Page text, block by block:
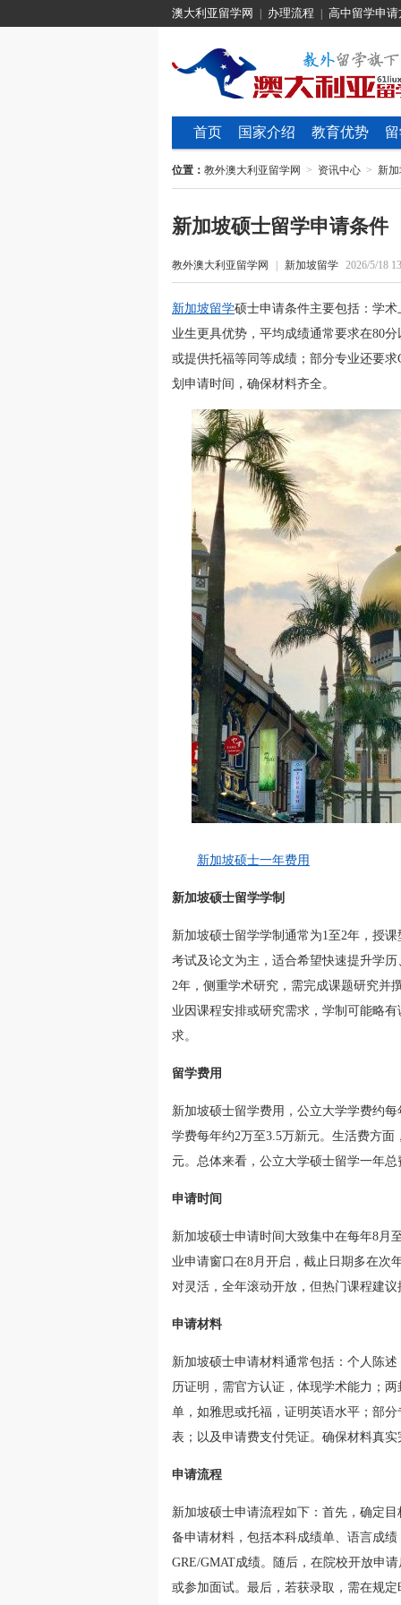
澳大利亚留学网 办理流程 高中留学申请
首页 国家介绍 教育优势
位置： 教外澳大利亚留学网 > 资讯中心 > 新
新加坡硕士留学申请条件
教外澳大利亚留学网 新加坡留学 2026/5/18
新加坡留学硕士申请条件主要包括：学
业生更具优势，平均成绩通常要求在80
或提供托福等同等成绩；部分专业还要
划申请时间，确保材料齐全。
新加坡硕士一年费用
新加坡硕士留学学制
新加坡硕士留学学制通常为1至2年，授
考试及论文为主，适合希望快速提升学
2年，侧重学术研究，需完成课题研究并
业因课程安排或研究需求，学制可能略
求。
留学费用
新加坡硕士留学费用，公立大学学费约
学费每年约2万至3.5万新元。生活费方面
元。总体来看，公立大学硕士留学一年
申请时间
新加坡硕士申请时间大致集中在每年8月
业申请窗口在8月开启，截止日期多在次
对灵活，全年滚动开放，但热门课程建
申请材料
新加坡硕士申请材料通常包括：个人陈
历证明，需官方认证，体现学术能力；
单，如雅思或托福，证明英语水平；部
表；以及申请费支付凭证。确保材料真
申请流程
新加坡硕士申请流程如下：首先，确定
备申请材料，包括本科成绩单、语言成
GRE/GMAT成绩。随后，在院校开放申
或参加面试。最后，若获录取，需在规